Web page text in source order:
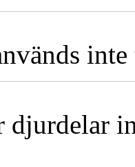
djurdelar